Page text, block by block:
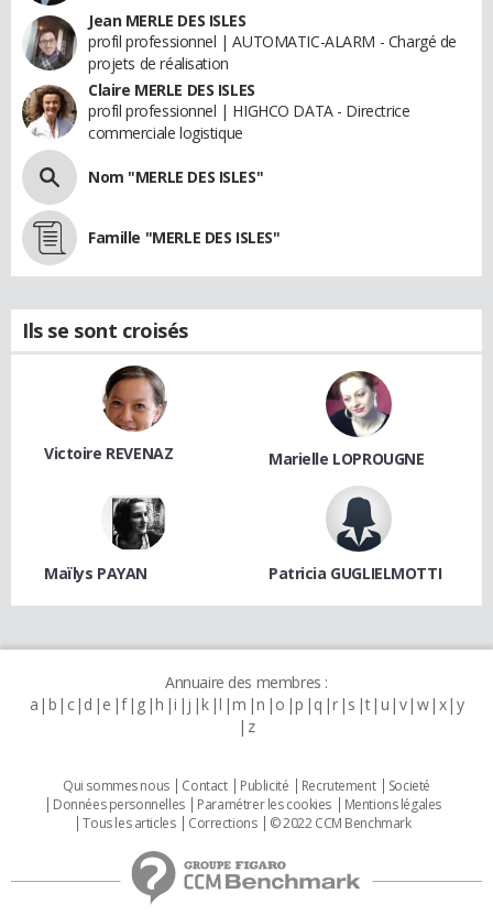
Jean MERLE DES ISLES
profil professionnel | AUTOMATIC-ALARM - Chargé de
projets de réalisation
Claire MERLE DES ISLES
profil professionnel | HIGHCO DATA - Directrice
commerciale logistique
Nom "MERLE DES ISLES"
Famille "MERLE DES ISLES"
Ils se sont croisés
Victoire REVENAZ Marielle LOPROUGNE
Maïlys PAYAN Patricia GUGLIELMOTTI
Annuaire des membres :
a b c d e f g h i j k l m n o p q r s t u v w x y
z
Qui sommes nous Contact Publicité Recrutement
Societé
Données personnelles
Paramétrer les cookies
Mentions légales
Tous les articles
Corrections © 2022 CCM Benchmark